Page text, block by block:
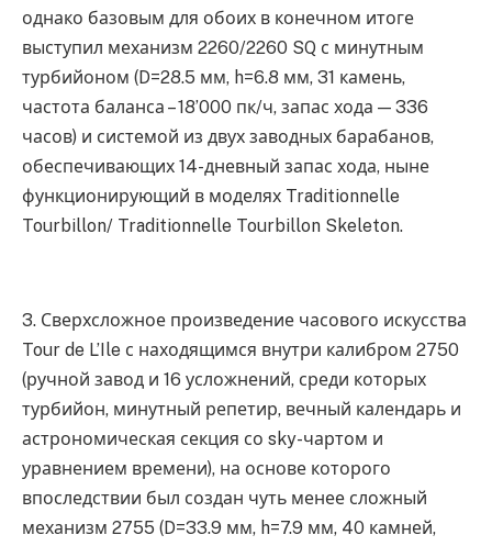
однако базовым для обоих в конечном итоге
выступил механизм 2260/2260 SQ с минутным
турбийоном (D=28.5 мм, h=6.8 мм, 31 камень,
частота баланса – 18’000 пк/ч, запас хода — 336
часов) и системой из двух заводных барабанов,
обеспечивающих 14-дневный запас хода, ныне
функционирующий в моделях Traditionnelle
Tourbillon/ Traditionnelle Tourbillon Skeleton.
3. Сверхсложное произведение часового искусства
Tour de L’Ile с находящимся внутри калибром 2750
(ручной завод и 16 усложнений, среди которых
турбийон, минутный репетир, вечный календарь и
астрономическая секция со sky-чартом и
уравнением времени), на основе которого
впоследствии был создан чуть менее сложный
механизм 2755 (D=33.9 мм, h=7.9 мм, 40 камней,